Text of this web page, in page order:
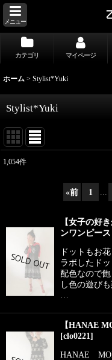
メニュー
カテゴリ マイページ
ホーム > Stylist*Yuki
Stylist*Yuki
1,054件
«前 1
【女子の好
ンワンピース
ドットもお
ラボしたド
配色なので
し色の遊び
【HANAE
[clo0221]
HANAE